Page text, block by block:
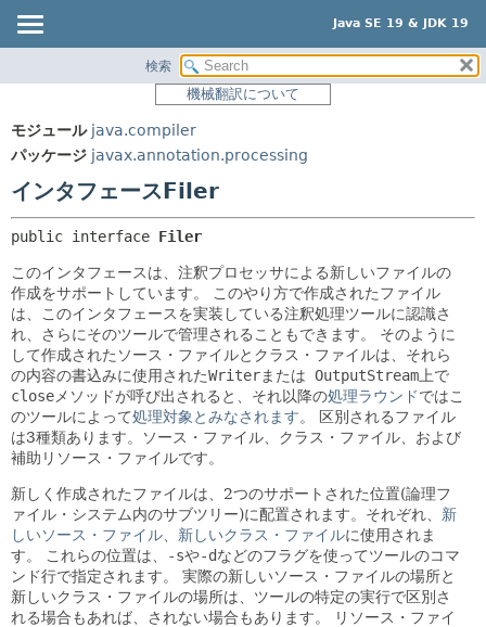
Java SE 19 & JDK 19
パッケージ
使用
ツリー
プレビュー
新規
非推奨
索引
ヘルプ
サマリー:
ネスト済
コンストラクタ
フィールド
コンストラクタ
メソッド
検索
機械翻訳について
モジュール java.compiler
パッケージ javax.annotation.processing
インタフェースFiler
public interface Filer
このインタフェースは、注釈プロセッサによる新しいファイルの
作成をサポートしています。
このやり方で作成されたファイル
は、このインタフェースを実装している注釈処理ツールに認識さ
れ、さらにそのツールで管理されることもできます。
そのように
して作成されたソース・ファイルとクラス・ファイルは、それら
の内容の書込みに使用されたWriterまたは OutputStream 上で
close メソッドが呼び出されると、それ以降の処理ラウンドではこ
のツールによって処理対象とみなされます。
区別されるファイル
は3種類あります。ソース・ファイル、クラス・ファイル、および
補助リソース・ファイルです。
新しく作成されたファイルは、2つのサポートされた位置(論理フ
ァイル・システム内のサブツリー)に配置されます。それぞれ、 新
しいソース・ファイル
新しいクラス・ファイルに使用されま
す。
これらの位置は、 -sや-dなどのフラグを使ってツールのコマ
ンド行で指定されます。
実際の新しいソース・ファイルの場所と
新しいクラス・ファイルの場所は、ツールの特定の実行で区別さ
れる場合もあれば、されない場合もあります。
リソース・ファイ